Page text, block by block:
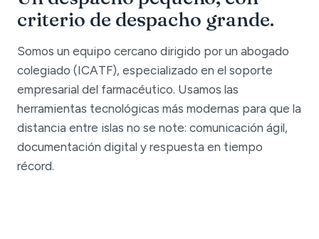
criterio de despacho grande.
Somos un equipo cercano dirigido por un abogado
colegiado (ICATF), especializado en el soporte
empresarial del farmacéutico. Usamos las
herramientas tecnológicas más modernas para que la
distancia entre islas no se note: comunicación ágil,
documentación digital y respuesta en tiempo
récord.